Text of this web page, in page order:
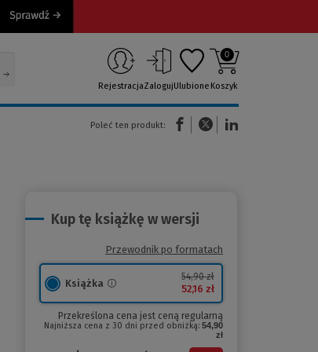
RejestracjaZalogujUlubione
0
Koszyk
Poleć ten produkt:
(Nowe okno)(Link do innej strony)
Kup tę książkę w wersji
Przewodnik po formatach
Książka
54,90 zł
52,16 zł
Przekreślona cena jest ceną regularną
Najniższa cena z 30 dni przed obniżką: 54,90
zł